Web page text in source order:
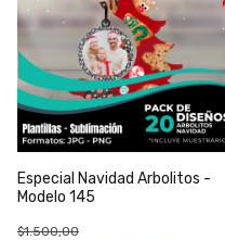
Especial Navidad Arbolitos -
Modelo 145
$1.500,00